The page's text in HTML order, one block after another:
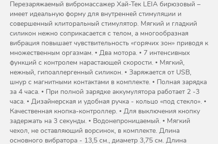
Перезаряжаемый вибромассажер Хай-Тек LEIA бирюзовый –
имеет идеальную форму для внутренней стимуляции и
совершенный клиторальный стимулятор. Мягкий и гладкий
силикон нежно соприкасается с телом, а многообразная
вибрация повышает чувствительность «горячих зон» приводя к
множественным оргазмам. • Два мотора. • 7 интенсивных
функций с контролем нарастающей скорости. • Мягкий,
нежный, гипоаллергенный силикон. • Заряжается от USB,
шнур с магнитными контактами в комплекте. • Полная зарядка
за 4 часа. • При полной зарядке аккумулятора работает 2 -3
часа. • Дизайнерская и удобная ручка - кольцо «под стекло». •
Качественная кнопка-контроллер. • Для выключения кнопку
задержать на 3 секунды. • Водонепроницаемый. • Мягкий
чехол, не оставляющий ворсинок, в комплекте. Длина
основного вибратора - 13,5 см., диаметр 3,75 см. Длина